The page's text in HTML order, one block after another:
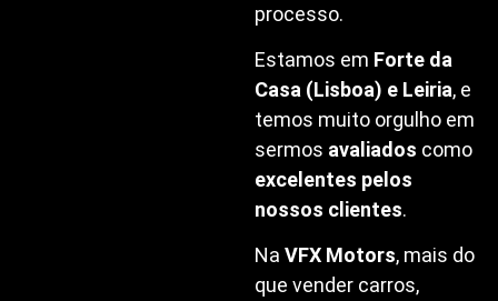
processo.
Estamos em Forte da
Casa (Lisboa) e Leiria, e
temos muito orgulho em
sermos avaliados como
excelentes pelos
nossos clientes.
NaVFX Motors, mais do
que vender carros,